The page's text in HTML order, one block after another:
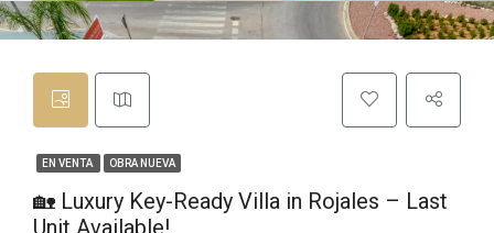
EN VENTA OBRA NUEVA
🏡 Luxury Key-Ready Villa in Rojales – Last
Unit Available!